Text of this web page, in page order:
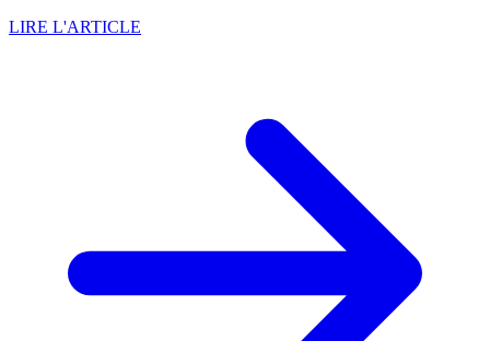
LIRE L'ARTICLE